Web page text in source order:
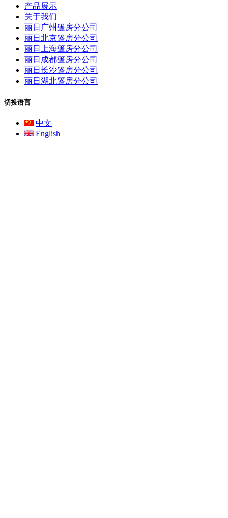
产品展示
关于我们
丽日广州篷房分公司
丽日北京篷房分公司
丽日上海篷房分公司
丽日成都篷房分公司
丽日长沙篷房分公司
丽日湖北篷房分公司
切换语言
中文
English